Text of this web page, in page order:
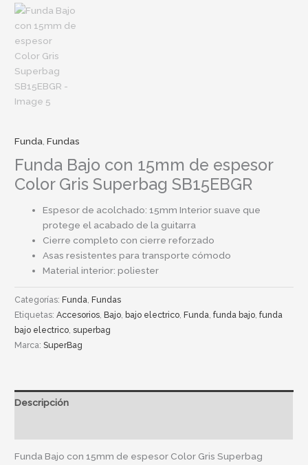
Funda,Fundas
Funda Bajo con 15mm de espesor
Color Gris Superbag SB15EBGR
Espesor de acolchado: 15mm Interior suave que
protege el acabado de la guitarra
Cierre completo con cierre reforzado
Asas resistentes para transporte cómodo
Material interior: poliester
Categorías:Funda ,Fundas
Etiquetas:Accesorios ,Bajo ,bajo electrico ,Funda ,funda bajo ,funda
bajo electrico ,superbag
Marca:SuperBag
Descripción
Funda Bajo con 15mm de espesor Color Gris Superbag